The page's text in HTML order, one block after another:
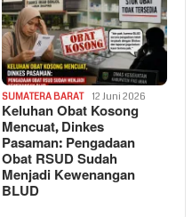
SUMATERA BARAT 12 Juni 2026
Keluhan Obat Kosong
Mencuat, Dinkes
Pasaman: Pengadaan
Obat RSUD Sudah
Menjadi Kewenangan
BLUD